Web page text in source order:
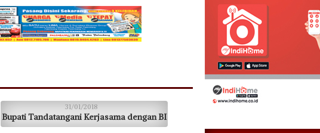
31/01/2018
Bupati Tandatangani Kerjasama dengan BI